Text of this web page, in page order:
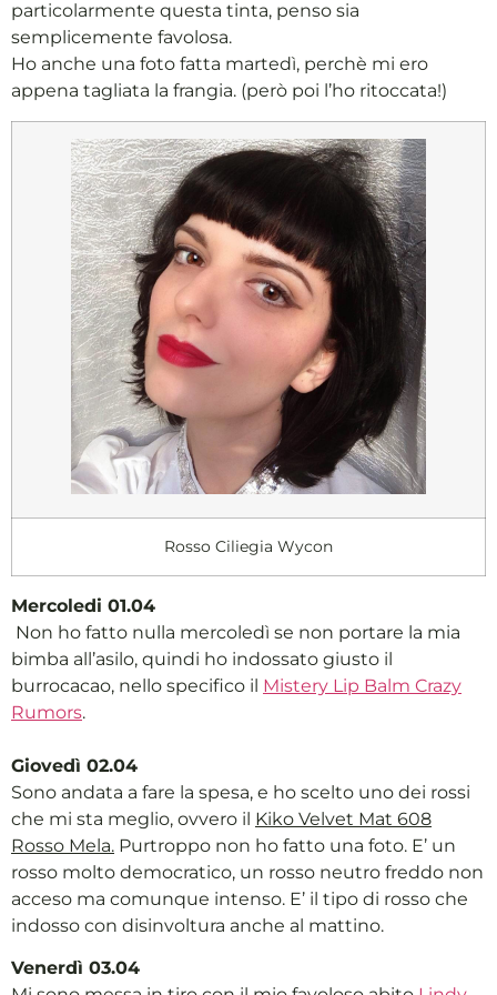
particolarmente questa tinta, penso sia
semplicemente favolosa.
Ho anche una foto fatta martedì, perchè mi ero
appena tagliata la frangia. (però poi l’ho ritoccata!)
Rosso Ciliegia Wycon
Mercoledi 01.04
Non ho fatto nulla mercoledì se non portare la mia
bimba all’asilo, quindi ho indossato giusto il
burrocacao, nello specifico il Mistery Lip Balm Crazy
Rumors.
Giovedì 02.04
Sono andata a fare la spesa, e ho scelto uno dei rossi
che mi sta meglio, ovvero il Kiko Velvet Mat 608
Rosso Mela. Purtroppo non ho fatto una foto. E’ un
rosso molto democratico, un rosso neutro freddo non
acceso ma comunque intenso. E’ il tipo di rosso che
indosso con disinvoltura anche al mattino.
Venerdì 03.04